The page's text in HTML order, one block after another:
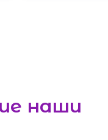
наши